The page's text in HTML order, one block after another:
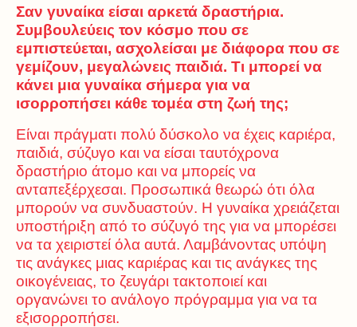
Σαν γυναίκα είσαι αρκετά δραστήρια.
Συμβουλεύεις τον κόσμο που σε
εμπιστεύεται, ασχολείσαι με διάφορα που σε
γεμίζουν, μεγαλώνεις παιδιά. Τι μπορεί να
κάνει μια γυναίκα σήμερα για να
ισορροπήσει κάθε τομέα στη ζωή της;
Είναι πράγματι πολύ δύσκολο να έχεις καριέρα,
παιδιά, σύζυγο και να είσαι ταυτόχρονα
δραστήριο άτομο και να μπορείς να
ανταπεξέρχεσαι. Προσωπικά θεωρώ ότι όλα
μπορούν να συνδυαστούν. Η γυναίκα χρειάζεται
υποστήριξη από το σύζυγό της για να μπορέσει
να τα χειριστεί όλα αυτά. Λαμβάνοντας υπόψη
τις ανάγκες μιας καριέρας και τις ανάγκες της
οικογένειας, το ζευγάρι τακτοποιεί και
οργανώνει το ανάλογο πρόγραμμα για να τα
εξισορροπήσει.